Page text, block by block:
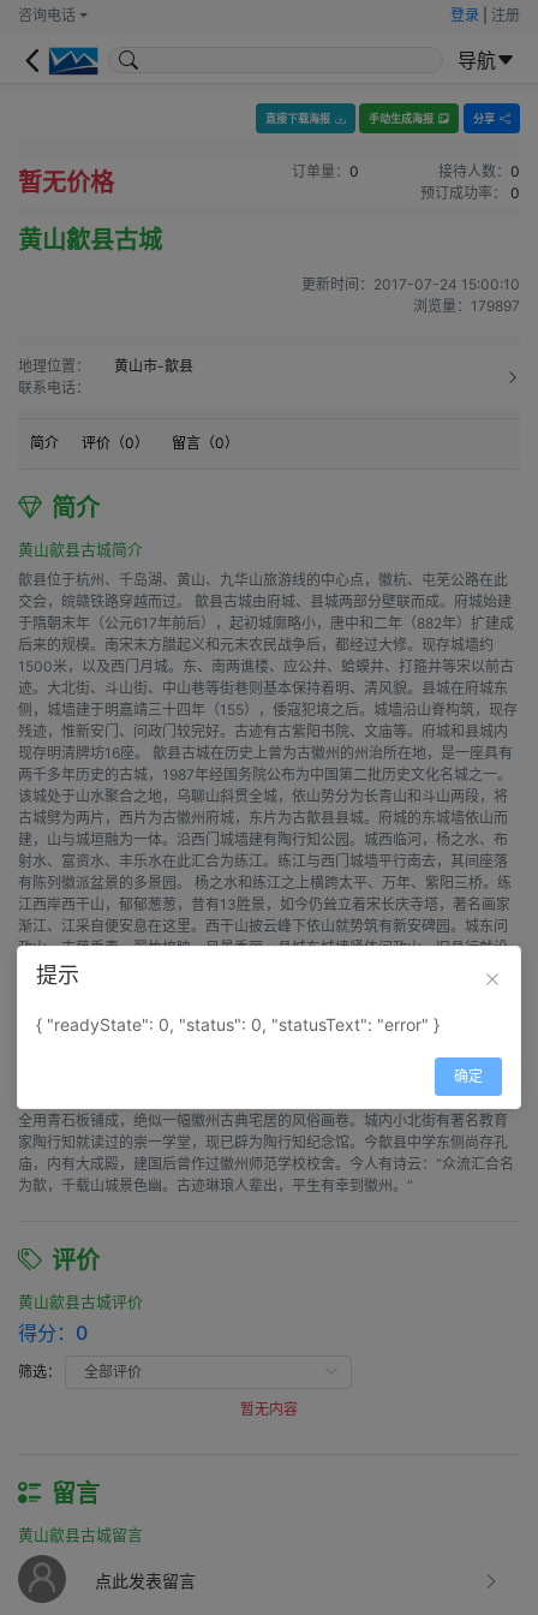
咨询电话 登录 注册
导航
直接下载海报 手动生成海报 分享
暂无价格 订单量： 0 接待人数： 0
预订成功率：
0
黄山歙县古城
更新时间： 2017-07-24 15:00:10
浏览量： 179897
地理位置：
黄山市-歙县
联系电话：
简介 评价（0） 留言（0）
简介
黄山歙县古城简介
歙县位于杭州、千岛湖、黄山、九华山旅游线的中心点，徽杭、屯芜公路在此
交会，皖赣铁路穿越而过。 歙县古城由府城、县城两部分壁联而成。府城始建
于隋朝末年（公元617年前后），起初城廓略小，唐中和二年（882年）扩建成
后来的规模。南宋末方腊起义和元末农民战争后，都经过大修。现存城墙约
1500米，以及西门月城。东、南两谯楼、应公井、蛤蟆井、打箍井等宋以前古
迹。大北街、斗山街、中山巷等街巷则基本保持着明、清风貌。县城在府城东
侧，城墙建于明嘉靖三十四年（155），倭寇犯境之后。城墙沿山脊构筑，现存
残迹，惟新安门、问政门较完好。古迹有古紫阳书院、文庙等。府城和县城内
现存明清牌坊16座。 歙县古城在历史上曾为古徽州的州治所在地，是一座具有
两千多年历史的古城，1987年经国务院公布为中国第二批历史文化名城之一。
该城处于山水聚合之地，乌聊山斜贯全城，依山势分为长青山和斗山两段，将
古城劈为两片，西片为古徽州府城，东片为古歙县县城。府城的东城墙依山而
建，山与城垣融为一体。沿西门城墙建有陶行知公园。城西临河，杨之水、布
射水、富资水、丰乐水在此汇合为练江。练江与西门城墙平行南去，其间座落
有陈列徽派盆景的多景园。 杨之水和练江之上横跨太平、万年、紫阳三桥。练
江西岸西干山，郁郁葱葱，昔有13胜景，如今仍耸立着宋长庆寺塔，著名画家
渐江、江采自便安息在这里。西干山披云峰下依山就势筑有新安碑园。城东问
政山，古藤垂青，翠竹掩映，风景秀丽。县城东城墙紧依问政山，旧县行就设
在此山下，今为歙县中学校址。 古城原是府县政治、经济中心，历代文人学士
活动频繁，官宦与徽商较多，保留有大量的胜迹。宋建东、南两谯楼仍完整地
氏宗祠、明伦堂、太白楼、紫阳书院等古代建筑风格迥异。城北宋建新洲石塔
与长庆寺塔，被称为“宋双塔”。至今仍保存有一段瓮城，内、外两门犹存。城内
的斗山街、打箍井街为明代老街，民宅店面鳞次栉比，小青瓦、马头墙、重
檐、门楼，别具一格。人宅，花厅、客堂、书斋、厢房、花园幽深雅致。街巷
全用青石板铺成，绝似一幅徽州古典宅居的风俗画卷。城内小北街有著名教育
家陶行知就读过的崇一学堂，现已辟为陶行知纪念馆。今歙县中学东侧尚存孔
庙，内有大成殿，建国后曾作过徽州师范学校校舍。今人有诗云：“众流汇合名
为歙，千载山城景色幽。古迹琳琅人辈出，平生有幸到徽州。”
评价
黄山歙县古城评价
得分： 0
筛选：
暂无内容
留言
黄山歙县古城留言
点此发表留言
提示
{ "readyState": 0, "status": 0, "statusText": "error" }
确定